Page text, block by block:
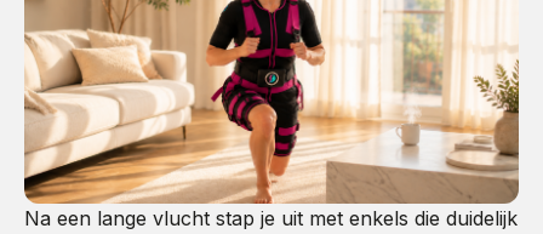
Na een lange vlucht stap je uit met enkels die duidelijk